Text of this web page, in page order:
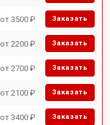
от 3500 ₽ Заказать
от 2200 ₽ Заказать
от 2700 ₽ Заказать
от 2100 ₽ Заказать
от 3400 ₽ Заказать